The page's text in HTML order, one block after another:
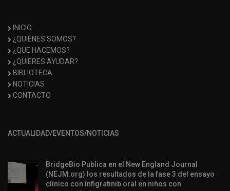
INICIO
¿QUIÉNES SOMOS?
¿QUE HACEMOS?
¿QUIERES AYUDAR?
BIBLIOTECA
NOTICIAS
CONTACTO
ACTUALIDAD/EVENTOS/NOTICIAS
BridgeBio Publica en el New England Journal
(NEJM.org) los resultados de la fase 3 del ensayo
clínico con infigratinib oral en niños con